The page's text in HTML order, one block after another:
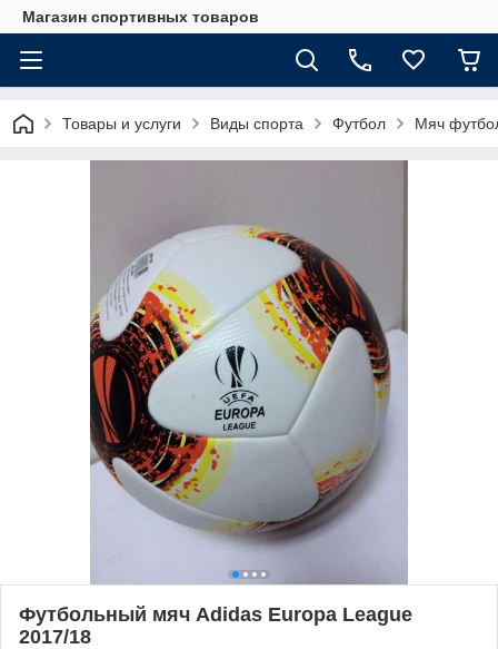
Магазин спортивных товаров
Товары и услуги Виды спорта Футбол Мяч
Футбольный мяч Adidas Europa League
2017/18